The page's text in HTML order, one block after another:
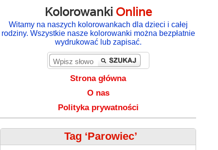
Kolorowanki Online
Witamy na naszych kolorowankach dla dzieci i całej
rodziny. Wszystkie nasze kolorowanki można bezpłatnie
wydrukować lub zapisać.
Strona główna
O nas
Polityka prywatności
Tag ‘Parowiec’